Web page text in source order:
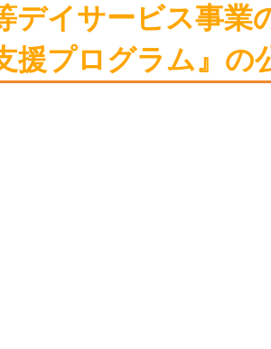
デイサービス事業
援プログラム』の